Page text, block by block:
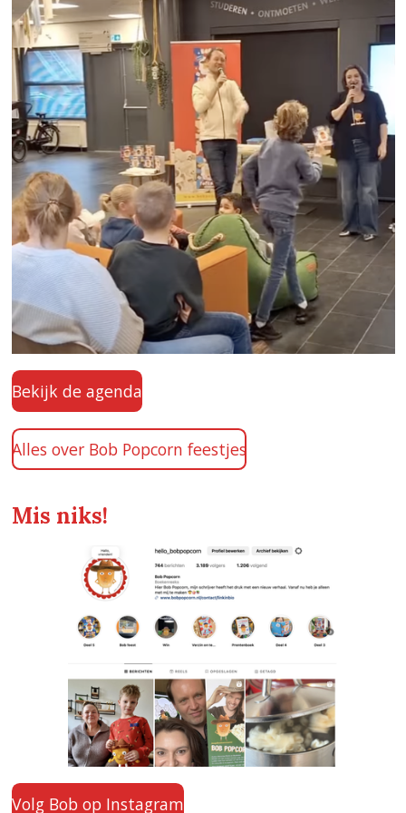
Bekijk de agenda
Alles over Bob Popcorn feestjes
Mis niks!
Volg Bob op Instagram